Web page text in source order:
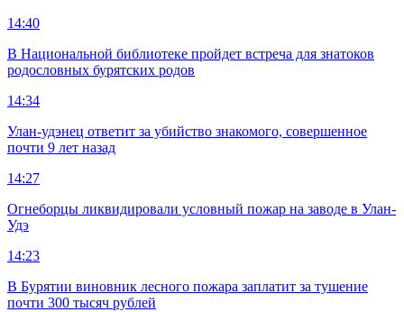
14:40
В Национальной библиотеке пройдет встреча для знатоков
родословных бурятских родов
14:34
Улан-удэнец ответит за убийство знакомого, совершенное
почти 9 лет назад
14:27
Огнеборцы ликвидировали условный пожар на заводе в Улан-
Удэ
14:23
В Бурятии виновник лесного пожара заплатит за тушение
почти 300 тысяч рублей